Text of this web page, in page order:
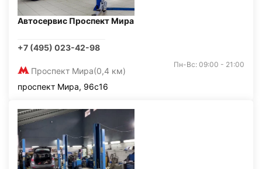
Автосервис Проспект Мира
+7 (495) 023-42-98
Проспект Мира(0,4 км)
Пн-Вс: 09:00 - 21:00
проспект Мира, 96с16